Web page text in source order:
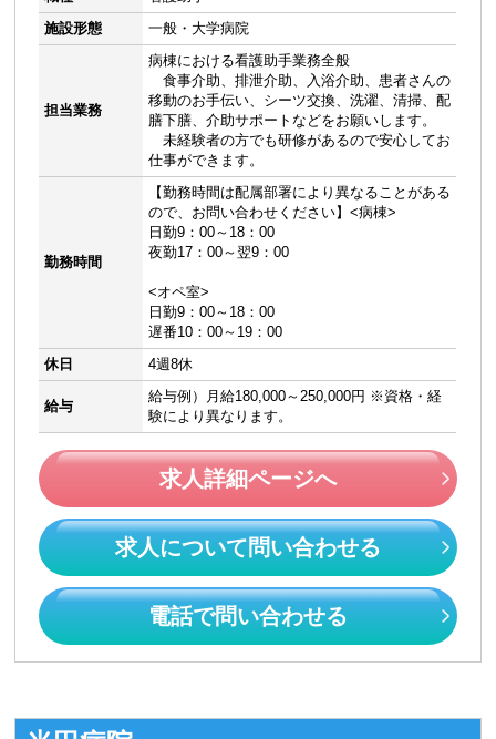
施設形態
一般・大学病院
担当業務
病棟における看護助手業務全般
食事介助、排泄介助、入浴介助、患者さんの
移動のお手伝い、シーツ交換、洗濯、清掃、配
膳下膳、介助サポートなどをお願いします。
未経験者の方でも研修があるので安心してお
仕事ができます。
勤務時間
【勤務時間は配属部署により異なることがある
ので、お問い合わせください】<病棟>
日勤9：00～18：00
夜勤17：00～翌9：00
<オペ室>
日勤9：00～18：00
遅番10：00～19：00
休日
4週8休
給与
給与例）月給180,000～250,000円 ※資格・経
験により異なります。
求人詳細ページへ
求人について問い合わせる
電話で問い合わせる